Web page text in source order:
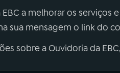
EBC a melhorar os
sua mensagem o link do
sobre a Ouvidoria da